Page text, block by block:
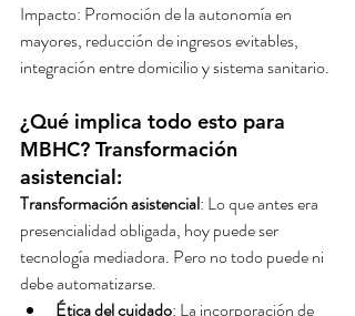
Impacto: Promoción de la autonomía en
mayores, reducción de ingresos evitables,
integración entre domicilio y sistema sanitario.
¿Qué implica todo esto para
MBHC? Transformación
asistencial:
Transformación asistencial: Lo que antes era
presencialidad obligada, hoy puede ser
tecnología mediadora. Pero no todo puede ni
debe automatizarse.
Ética del cuidado: La incorporación de